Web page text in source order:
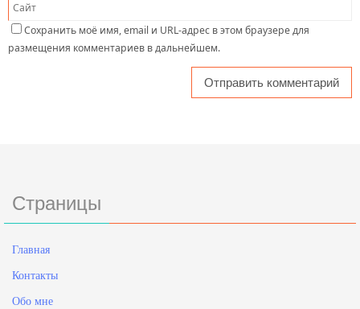
Сохранить моё имя, email и URL-адрес в этом браузере для
размещения комментариев в дальнейшем.
Страницы
Главная
Контакты
Обо мне